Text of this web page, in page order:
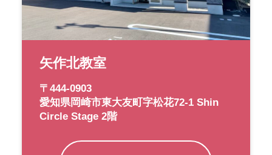
矢作北教室
〒444-0903
愛知県岡崎市東大友町字松花72-1 Shin
Circle Stage 2階